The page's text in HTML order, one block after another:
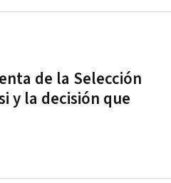
de la Selección
y la decisión que